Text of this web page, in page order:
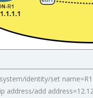
identity/set name=R1
address/add